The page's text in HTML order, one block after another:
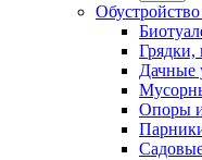
Обустройство
Грядки,
Дачные
Опоры и